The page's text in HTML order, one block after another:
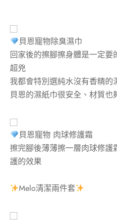
貝恩寵物除臭濕巾
回家後的擦腳擦身體是一定
超兇
我都會特別選純水沒有香精的
貝恩的濕紙巾很安全、材質也
貝恩寵物 肉球修護霜
擦完腳後薄薄擦一層肉球修
護的效果
Melo清潔兩件套